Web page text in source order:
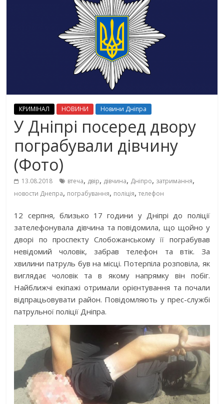
КРИМІНАЛ НОВИНИ Новини Дніпра
У Дніпрі посеред двору
пограбували дівчину
(Фото)
13.08.2018 втеча, двір, дівчина, Дніпро, затримання,
новости Днепра, пограбування, поліція,телефон
12 серпня, близько 17 години у Дніпрі до поліції
зателефонувала дівчина та повідомила, що щойно у
дворі по проспекту Слобожанському її пограбував
невідомий чоловік, забрав телефон та втік. За
хвилини патруль був на місці. Потерпіла розповіла, як
виглядає чоловік та в якому напрямку він побіг.
Найближчі екіпажі отримали орієнтування та почали
відпрацьовувати район. Повідомляють у прес-службі
патрульної поліції Дніпра.